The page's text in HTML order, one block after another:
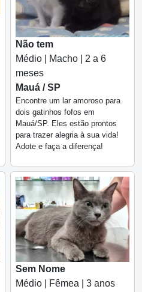
Não tem
Médio | Macho | 2 a 6
meses
Mauá / SP
Encontre um lar amoroso para
dois gatinhos fofos em
Mauá/SP. Eles estão prontos
para trazer alegria à sua vida!
Adote e faça a diferença!
Sem Nome
Médio | Fêmea | 3 anos